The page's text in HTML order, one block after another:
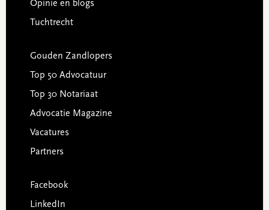
Opinie en blogs
Tuchtrecht
Gouden Zandlopers
Top 50 Advocatuur
Top 30 Notariaat
Advocatie Magazine
Vacatures
Partners
Facebook
LinkedIn